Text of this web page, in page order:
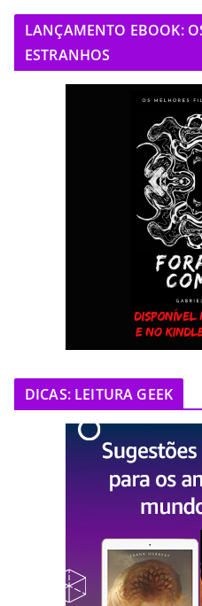
LANÇAMENTO EBOOK:
ESTRANHOS
DICAS: LEITURA GEEK